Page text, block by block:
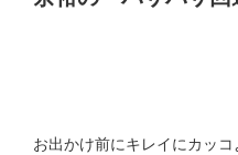
お出かけ前にキレイにカッ